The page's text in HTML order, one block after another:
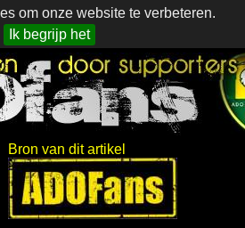
om onze website te verbeteren.
Ik begrijp het
Bron van dit artikel